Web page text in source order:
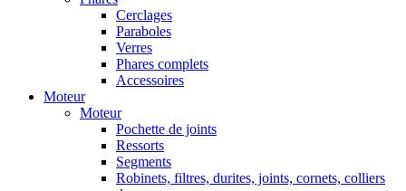
Cerclages
Paraboles
Verres
Phares complets
Accessoires
Moteur
Moteur
Pochette de joints
Ressorts
Segments
Robinets, filtres, durites, joints, cornets, colliers